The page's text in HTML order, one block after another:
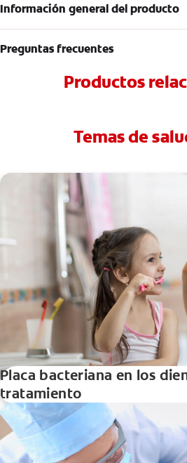
Información general del producto
Preguntas frecuentes
Productos
Temas de
Placa bacteriana en los
tratamiento